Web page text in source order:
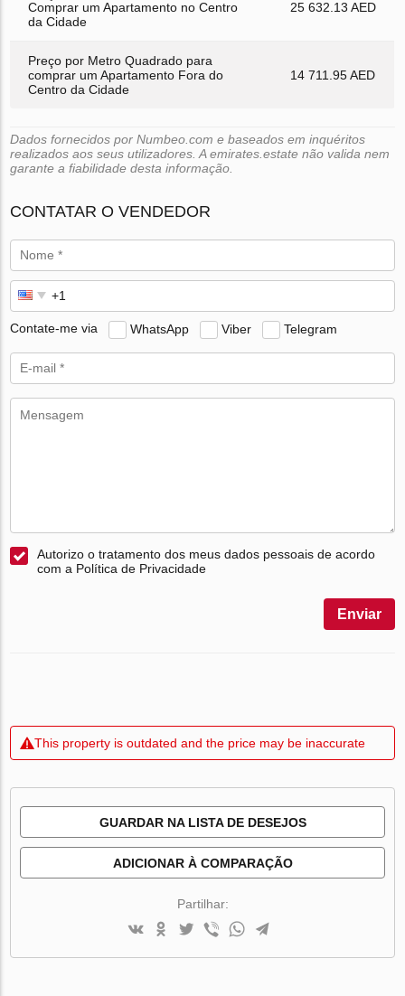
Comprar um Apartamento no Centro
da Cidade
25 632.13 AED
Preço por Metro Quadrado para
comprar um Apartamento Fora do
Centro da Cidade
14 711.95 AED
Dados fornecidos por Numbeo.com e baseados em inquéritos
realizados aos seus utilizadores. A emirates.estate não valida nem
garante a fiabilidade desta informação.
CONTATAR O VENDEDOR
Contate-me via WhatsApp Viber Telegram
Autorizo o tratamento dos meus dados pessoais de acordo
com a Política de Privacidade
Enviar
This property is outdated and the price may be inaccurate
GUARDAR NA LISTA DE DESEJOS
ADICIONAR À COMPARAÇÃO
Partilhar: